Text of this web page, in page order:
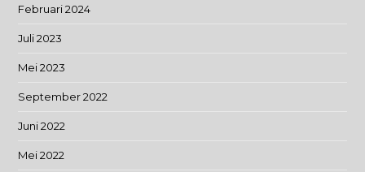
Februari 2024
Juli 2023
Mei 2023
September 2022
Juni 2022
Mei 2022